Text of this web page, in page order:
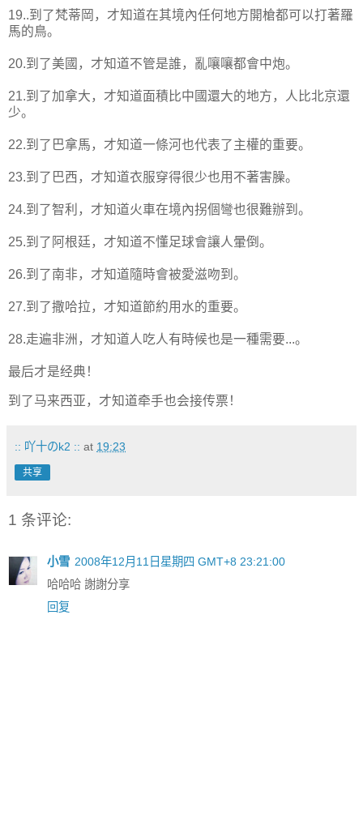
19..到了梵蒂岡，才知道在其境內任何地方開槍都可以打著羅
馬的鳥。
20.到了美國，才知道不管是誰，亂嚷嚷都會中炮。
21.到了加拿大，才知道面積比中國還大的地方，人比北京還
少。
22.到了巴拿馬，才知道一條河也代表了主權的重要。
23.到了巴西，才知道衣服穿得很少也用不著害臊。
24.到了智利，才知道火車在境內拐個彎也很難辦到。
25.到了阿根廷，才知道不懂足球會讓人暈倒。
26.到了南非，才知道隨時會被愛滋吻到。
27.到了撒哈拉，才知道節約用水的重要。
28.走遍非洲，才知道人吃人有時候也是一種需要...。
最后才是经典！
到了马来西亚，才知道牵手也会接传票！
:: 吖十のk2 :: at 19:23
共享
1 条评论:
小雪 2008年12月11日星期四 GMT+8 23:21:00
哈哈哈 謝謝分享
回复